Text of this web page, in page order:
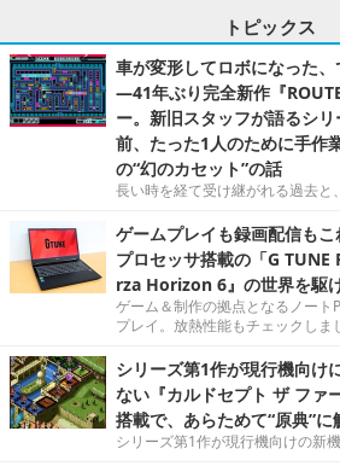
トピックス
車が変形してロボになった
―41年ぶり完全新作『
ー。新旧スタッフが語るシ
前、たった1人のために手作
の“幻のカセット”の話
長い時を経て受け継がれる過去と
ゲームプレイも録画配信も
プロセッサ搭載の「G TUNE
rza Horizon 6』の世界を駆
ゲーム＆制作の拠点となるノート
プレイ。放熱性能もチェックしま
シリーズ第1作が現行機向け
ない『カルドセプト ザ ファ
搭載で、あらためて“原典”に
シリーズ第1作が現行機向けの新